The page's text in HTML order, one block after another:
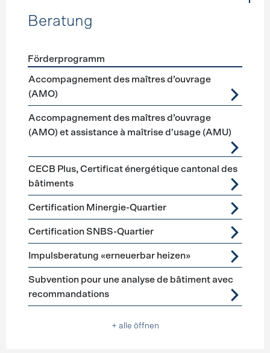
Beratung
Förderprogramme Beratung
Förderprogramm
Accompagnement des maîtres d’ouvrage
(AMO)
Accompagnement des maîtres d’ouvrage
(AMO) et assistance à maîtrise d'usage (AMU)
CECB Plus, Certificat énergétique cantonal des
bâtiments
Certification Minergie-Quartier
Certification SNBS-Quartier
Impulsberatung «erneuerbar heizen»
Subvention pour une analyse de bâtiment avec
recommandations
+ alle öffnen